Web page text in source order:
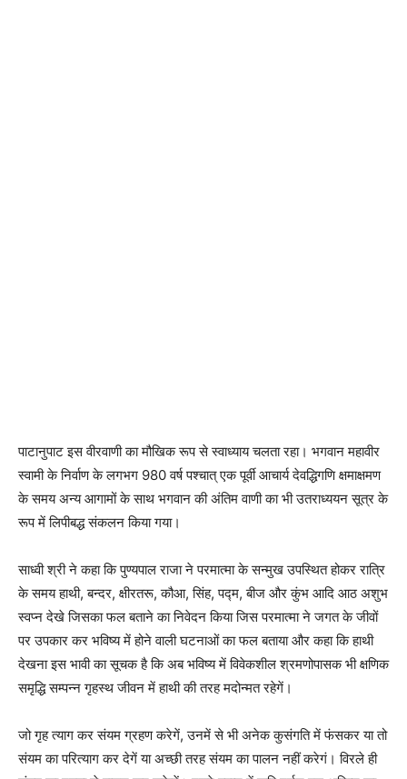
पाटानुपाट इस वीरवाणी का मौखिक रूप से स्वाध्याय चलता रहा। भगवान महावीर
स्वामी के निर्वाण के लगभग 980 वर्ष पश्चात् एक पूर्वी आचार्य देवद्धिगणि क्षमाक्षमण
के समय अन्य आगामों के साथ भगवान की अंतिम वाणी का भी उतराध्ययन सूत्र के
रूप में लिपीबद्ध संकलन किया गया।
साध्वी श्री ने कहा कि पुण्यपाल राजा ने परमात्मा के सन्मुख उपस्थित होकर रात्रि
के समय हाथी, बन्दर, क्षीरतरू, कौआ, सिंह, पद्म, बीज और कुंभ आदि आठ अशुभ
स्वप्न देखे जिसका फल बताने का निवेदन किया जिस परमात्मा ने जगत के जीवों
पर उपकार कर भविष्य में होने वाली घटनाओं का फल बताया और कहा कि हाथी
देखना इस भावी का सूचक है कि अब भविष्य में विवेकशील श्रमणोपासक भी क्षणिक
समृद्धि सम्पन्न गृहस्थ जीवन में हाथी की तरह मदोन्मत रहेगें।
जो गृह त्याग कर संयम ग्रहण करेगें, उनमें से भी अनेक कुसंगति में फंसकर या तो
संयम का परित्याग कर देगें या अच्छी तरह संयम का पालन नहीं करेगं। विरले ही